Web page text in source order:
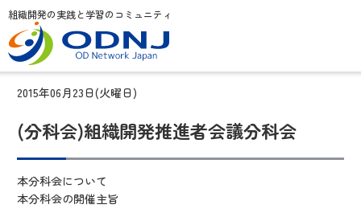
組織開発の実践と学習のコミュニティ
2015年06月23日(火曜日)
(分科会)組織開発推進者会議分科会
本分科会について
本分科会の開催主旨